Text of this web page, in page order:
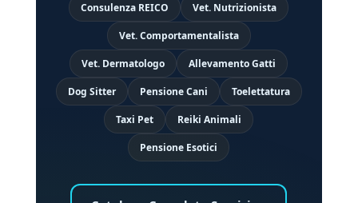
Consulenza REICO Vet. Nutrizionista
Vet. Comportamentalista
Vet. Dermatologo Allevamento Gatti
Dog Sitter Pensione Cani Toelettatura
Taxi Pet Reiki Animali
Pensione Esotici